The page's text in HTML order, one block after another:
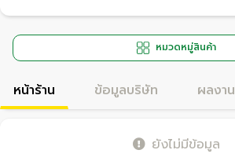
หมวดหมู่สินค้า
หน้าร้าน ข้อมูลบริษัท ผลงาน
ยังไม่มีข้อมูล